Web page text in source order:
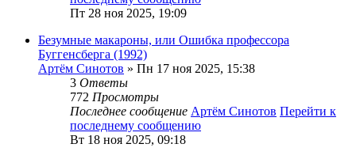
Пт 28 ноя 2025, 19:09
Безумные макароны, или Ошибка профессора
Буггенсберга (1992)
Артём Синотов » Пн 17 ноя 2025, 15:38
3 Ответы
772 Просмотры
Последнее сообщение Артём Синотов Перейти к
последнему сообщению
Вт 18 ноя 2025, 09:18